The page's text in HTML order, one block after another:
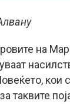
на
кои
таквите